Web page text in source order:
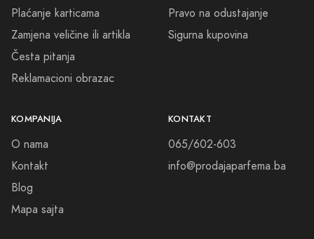
Plaćanje karticama
Zamjena veličine ili artikla
Česta pitanja
Reklamacioni obrazac
Pravo na odustajanje
Sigurna kupovina
KOMPANIJA
O nama
Kontakt
Blog
Mapa sajta
KONTAKT
065/602-603
info@prodajaparfema.ba